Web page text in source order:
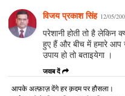
विजय प्रकाश सिंह 12/05/
परेशानी होती तो है
हुए हैं और बीच में हमारे
उपाय हो तो बताइयेगा ।
जवाब दें
आपके अल्‍फ़ाज़ देंगे हर क़दम पर हौसला।